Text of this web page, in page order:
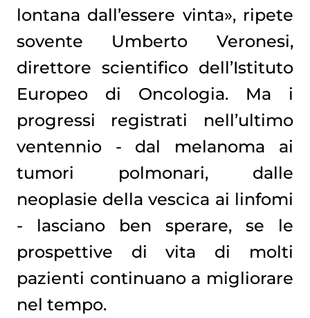
lontana dall’essere vinta», ripete
sovente Umberto Veronesi,
direttore scientifico dell’Istituto
Europeo di Oncologia. Ma i
progressi registrati nell’ultimo
ventennio - dal melanoma ai
tumori polmonari, dalle
neoplasie della vescica ai linfomi
- lasciano ben sperare, se le
prospettive di vita di molti
pazienti continuano a migliorare
nel tempo.